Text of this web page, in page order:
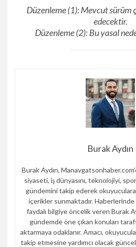
Düzenleme (1): Mevcut sürüm
edecektir.
Düzenleme (2): Bu yasal
Burak Aydın
Burak Aydın,
siyaseti, iş dünyasını, teknolojiyi,
gündemini takip ederek okuyuculara
içerikler sunmaktadır. Haberlerinde
faydalı bilgiye öncelik veren Burak
gündemde öne çıkan konuları
aktarmaya odaklanır. Amacı,
takip etmesine yardımcı olacak